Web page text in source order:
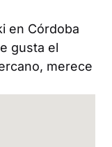
en Córdoba
gusta el
merece